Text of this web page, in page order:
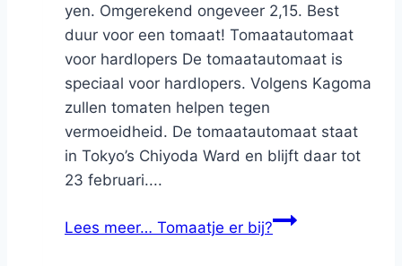
yen. Omgerekend ongeveer 2,15. Best
duur voor een tomaat! Tomaatautomaat
voor hardlopers De tomaatautomaat is
speciaal voor hardlopers. Volgens Kagoma
zullen tomaten helpen tegen
vermoeidheid. De tomaatautomaat staat
in Tokyo’s Chiyoda Ward en blijft daar tot
23 februari....
Lees meer… Tomaatje er bij?